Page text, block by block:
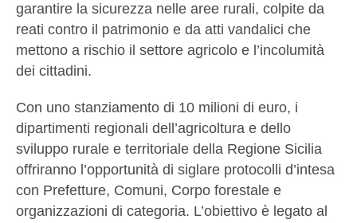
garantire la sicurezza nelle aree rurali, colpite da
reati contro il patrimonio e da atti vandalici che
mettono a rischio il settore agricolo e l’incolumità
dei cittadini.
Con uno stanziamento di 10 milioni di euro, i
dipartimenti regionali dell’agricoltura e dello
sviluppo rurale e territoriale della Regione Sicilia
offriranno l’opportunità di siglare protocolli d’intesa
con Prefetture, Comuni, Corpo forestale e
organizzazioni di categoria. L’obiettivo è legato al